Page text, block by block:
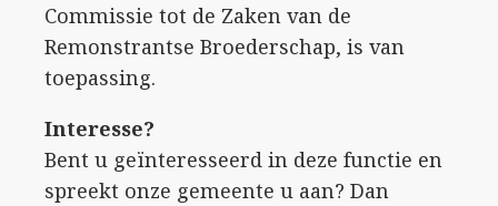
Commissie tot de Zaken van de
Remonstrantse Broederschap, is van
toepassing.
Interesse?
Bent u geïnteresseerd in deze functie en
spreekt onze gemeente u aan? Dan